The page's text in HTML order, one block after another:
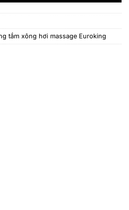
tắm xông hơi massage Euroking